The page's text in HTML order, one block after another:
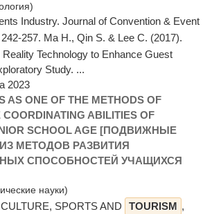
Industry. Journal of Convention & Event
257. Ma H., Qin S. & Lee C. (2017).
Technology to Enhance Guest
Study. ...
2023
AS ONE OF THE METHODS OF
ABILITIES OF
SCHOOL AGE [ПОДВИЖНЫЕ
МЕТОДОВ РАЗВИТИЯ
СПОСОБНОСТЕЙ УЧАЩИХСЯ
науки)
SPORTS AND TOURISM ,